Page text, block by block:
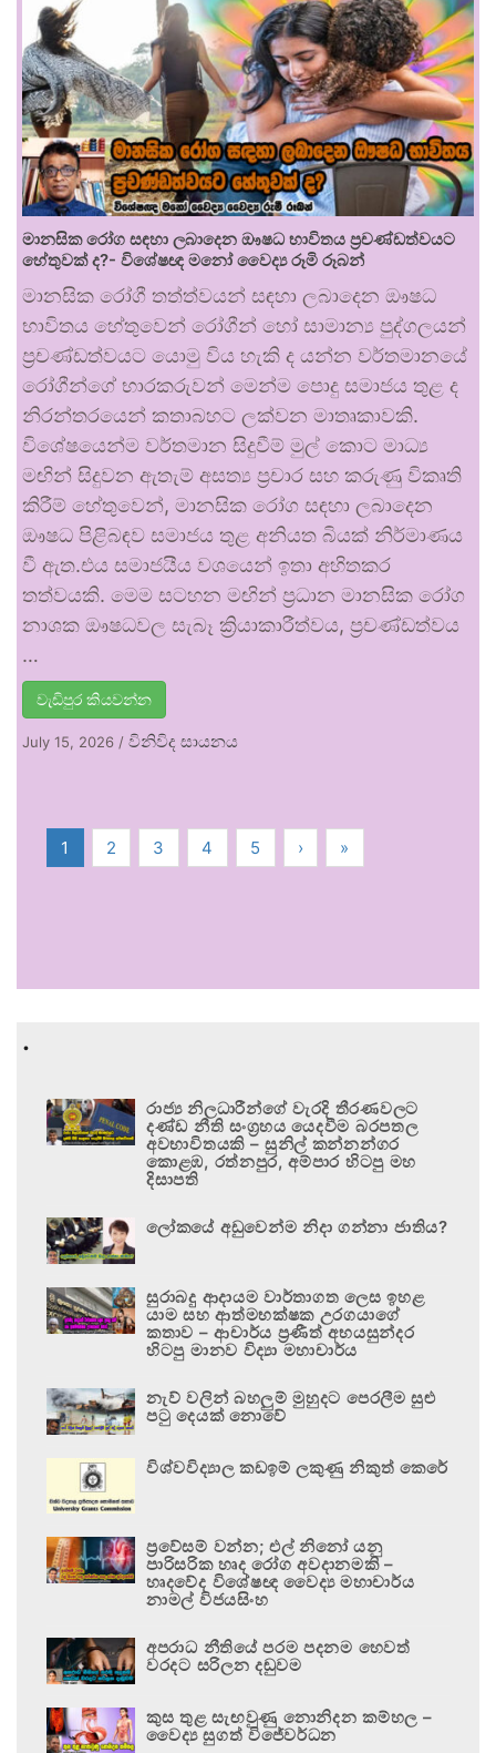
මානසික රෝග සඳහා ලබාදෙන ඖෂධ භාවිතය ප්‍රචණ්ඩත්වයට
හේතුවක් ද?- විශේෂඥ මනෝ වෛද්‍ය රූමි රූබන්
මානසික රෝගී තත්ත්වයන් සඳහා ලබාදෙන ඖෂධ
භාවිතය හේතුවෙන් රෝගීන් හෝ සාමාන්‍ය පුද්ගලයන්
ප්‍රචණ්ඩත්වයට යොමු විය හැකි ද යන්න වර්තමානයේ
රෝගීන්ගේ භාරකරුවන් මෙන්ම පොදු සමාජය තුළ ද
නිරන්තරයෙන් කතාබහට ලක්වන මාතෘකාවකි.
විශේෂයෙන්ම වර්තමාන සිදුවීම් මුල් කොට මාධ්‍ය
මඟින් සිදුවන ඇතැම් අසත්‍ය ප්‍රචාර සහ කරුණු විකෘති
කිරීම් හේතුවෙන්, මානසික රෝග සඳහා ලබාදෙන
ඖෂධ පිළිබඳව සමාජය තුළ අනියත බියක් නිර්මාණය
වී ඇත.එය සමාජයීය වශයෙන් ඉතා අහිතකර
තත්වයකි. මෙම සටහන මඟින් ප්‍රධාන මානසික රෝග
නාශක ඖෂධවල සැබෑ ක්‍රියාකාරීත්වය, ප්‍රචණ්ඩත්වය
…
වැඩිපුර කියවන්න
July 15, 2026 / විනිවිද සායනය
1 2 3 4 5 › »
.
රාජ්‍ය නිලධාරීන්ගේ වැරදි තීරණවලට
දණ්ඩ නීති සංග්‍රහය යෙදවීම බරපතල
අවභාවිතයකි – සුනිල් කන්නන්ගර
කොළඹ, රත්නපුර, අම්පාර හිටපු මහ
දිසාපති
ලෝකයේ අඩුවෙන්ම නිදා ගන්නා ජාතිය?
සුරාබදු ආදායම වාර්තාගත ලෙස ඉහළ
යාම සහ ආත්මභක්ෂක උරගයාගේ
කතාව – ආචාර්ය ප්‍රණීත් අභයසුන්දර
හිටපු මානව විද්‍යා මහාචාර්ය
නැව් වලින් බහලුම් මුහුදට පෙරලීම සුළු
පටු දෙයක් නොවේ
විශ්වවිද්‍යාල කඩඉම් ලකුණු නිකුත් කෙරේ
ප්‍රවේසම් වන්න; එල් නිනෝ යනු
පාරිසරික හෘද රෝග අවදානමකි –
හෘදවේද විශේෂඥ වෛද්‍ය මහාචාර්ය
නාමල් විජයසිංහ
අපරාධ නීතියේ පරම පදනම හෙවත්
වරදට සරිලන දඬුවම
කුස තුළ සැඟවුණු නොනිදන කම්හල –
වෛද්‍ය සුගත් විජේවර්ධන